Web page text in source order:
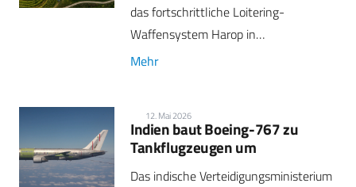
das fortschrittliche Loitering-
Waffensystem Harop in…
Mehr
12. Mai 2026
Indien baut Boeing-767 zu
Tankflugzeugen um
Das indische Verteidigungsministerium